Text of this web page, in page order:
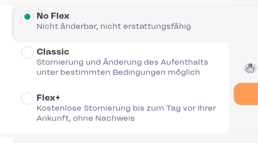
No Flex
Nicht änderbar, nicht erstattungsfähig
Classic
Stornierung und Änderung des Aufenthalts
unter bestimmten Bedingungen möglich
Flex+
Kostenlose Stornierung bis zum Tag vor Ihrer
Ankunft, ohne Nachweis